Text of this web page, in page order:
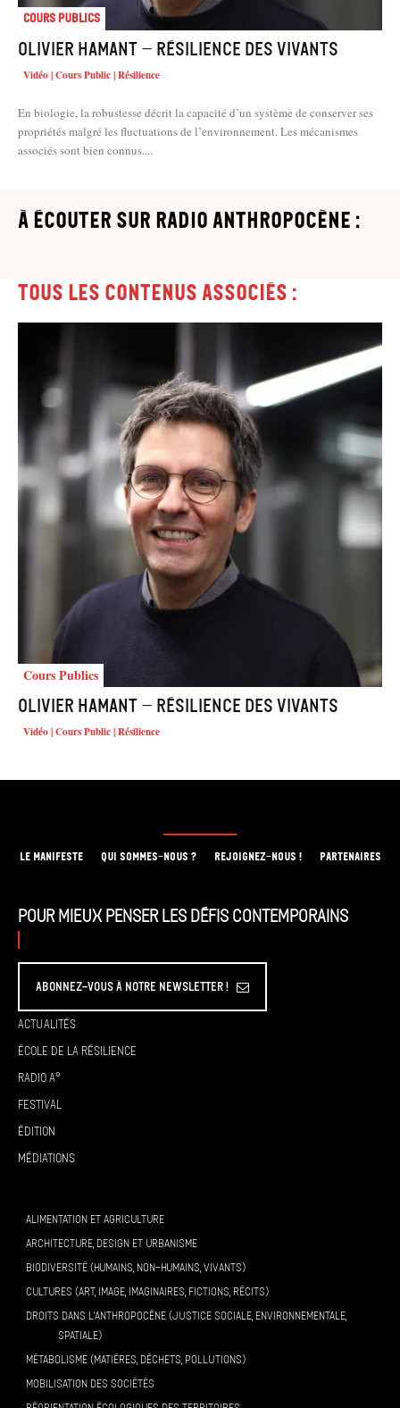
Cours Publics
Olivier HAMANT – Résilience des vivants
Vidéo | Cours Public | Résilience
En biologie, la robustesse décrit la capacité d’un système de conserver ses
propriétés malgré les fluctuations de l’environnement. Les mécanismes
associés sont bien connus....
à écouter sur Radio Anthropocène :
Tous les contenus associés :
Cours Publics
Olivier HAMANT – Résilience des vivants
Vidéo | Cours Public | Résilience
LE MANIFESTE QUI SOMMES-NOUS ? REJOIGNEZ-NOUS ! PARTENAIRES
Pour mieux penser les défis contemporains
Abonnez-vous à Notre Newsletter !
Actualités
École de la résilience
Radio A°
Festival
Édition
Médiations
ALIMENTATION ET AGRICULTURE
ARCHITECTURE, DESIGN ET URBANISME
BIODIVERSITÉ (HUMAINS, NON-HUMAINS, VIVANTS)
CULTURES (ART, IMAGE, IMAGINAIRES, FICTIONS, RÉCITS)
DROITS DANS L’ANTHROPOCÈNE (JUSTICE SOCIALE, ENVIRONNEMENTALE,
SPATIALE)
MÉTABOLISME (MATIÈRES, DÉCHETS, POLLUTIONS)
MOBILISATION DES SOCIÉTÉS